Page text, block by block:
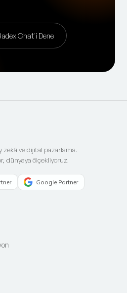
Chat'i Dene
zekâ ve dijital pazarlama.
dünyaya ölçekliyoruz.
Google Partner